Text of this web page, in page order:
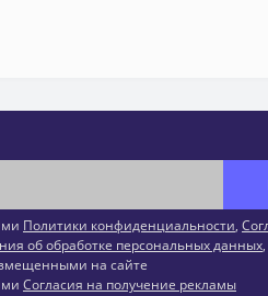
Политики конфиденциальности,
об обработке персональных данных
на сайте
Согласия на получение рекламы